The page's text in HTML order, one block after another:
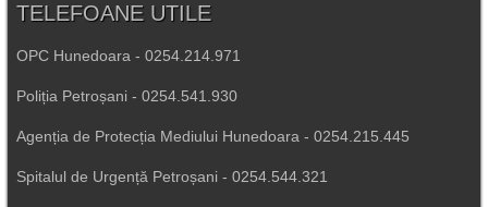
TELEFOANE UTILE
OPC Hunedoara - 0254.214.971
Poliția Petroșani - 0254.541.930
Agenția de Protecția Mediului Hunedoara - 0254.215.445
Spitalul de Urgență Petroșani - 0254.544.321